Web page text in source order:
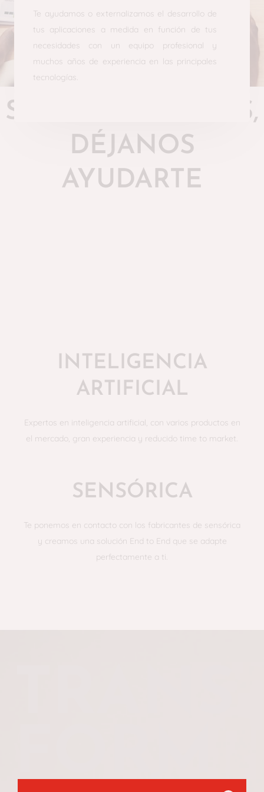
Te ayudamos o externalizamos el desarrollo de
tus aplicaciones a medida en función de tus
necesidades con un equipo profesional y
muchos años de experiencia en las principales
tecnologías.
SOMOS EXPERTOS,
DÉJANOS
AYUDARTE
INTELIGENCIA
ARTIFICIAL
Expertos en inteligencia artificial, con varios productos en
el mercado, gran experiencia y reducido time to market.
SENSÓRICA
Te ponemos en contacto con los fabricantes de sensórica
y creamos una solución End to End que se adapte
perfectamente a ti.